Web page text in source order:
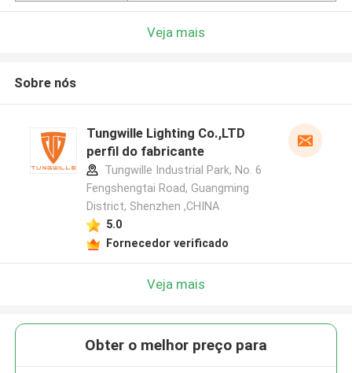
Veja mais
Sobre nós
Tungwille Lighting Co.,LTD
perfil do fabricante
Tungwille Industrial Park, No. 6
Fengshengtai Road, Guangming
District, Shenzhen ,CHINA
5.0
Fornecedor verificado
Veja mais
Obter o melhor preço para